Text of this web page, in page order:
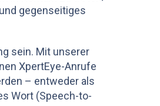
gegenseitiges
sein. Mit unserer
XpertEye-Anrufe
– entweder als
Wort (Speech-to-